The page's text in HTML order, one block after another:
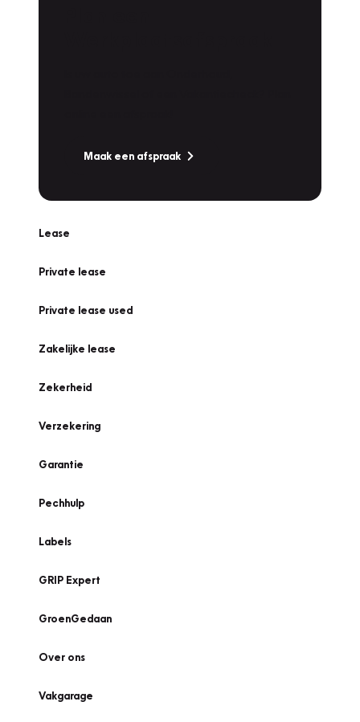
Maak een afspraak
Lease
Private lease
Private lease used
Zakelijke lease
Zekerheid
Verzekering
Garantie
Pechhulp
Labels
GRIP Expert
GroenGedaan
Over ons
Vakgarage